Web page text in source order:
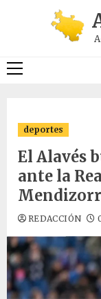
Menú
deportes
El Alavés
ante la
REDACCIÓN